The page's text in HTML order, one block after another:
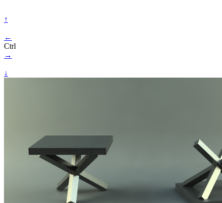
↑
←
Ctrl
→
↓